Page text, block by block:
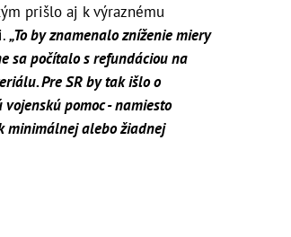
prišlo aj k výraznému
„To by znamenalo zníženie miery
sa počítalo s refundáciou na
Pre SR by tak išlo o
pomoc - namiesto
minimálnej alebo žiadnej